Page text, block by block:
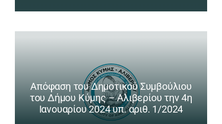
Απόφαση του Δημοτικού Συμβούλιου
του Δήμου Κύμης – Αλιβερίου την 4η
Ιανουαρίου 2024 υπ. αριθ. 1/2024